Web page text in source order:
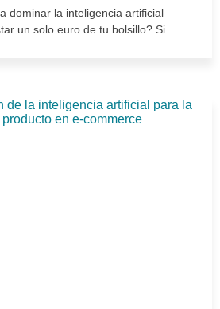
dominar la inteligencia artificial
un solo euro de tu bolsillo? Si...